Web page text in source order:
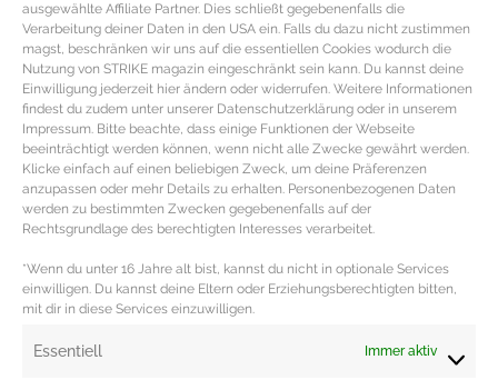
ausgewählte Affiliate Partner. Dies schließt gegebenenfalls die
Verarbeitung deiner Daten in den USA ein. Falls du dazu nicht zustimmen
magst, beschränken wir uns auf die essentiellen Cookies wodurch die
Nutzung von STRIKE magazin eingeschränkt sein kann. Du kannst deine
Einwilligung jederzeit hier ändern oder widerrufen. Weitere Informationen
findest du zudem unter unserer Datenschutzerklärung oder in unserem
Impressum. Bitte beachte, dass einige Funktionen der Webseite
beeinträchtigt werden können, wenn nicht alle Zwecke gewährt werden.
Klicke einfach auf einen beliebigen Zweck, um deine Präferenzen
anzupassen oder mehr Details zu erhalten. Personenbezogenen Daten
werden zu bestimmten Zwecken gegebenenfalls auf der
Rechtsgrundlage des berechtigten Interesses verarbeitet.
*Wenn du unter 16 Jahre alt bist, kannst du nicht in optionale Services
einwilligen. Du kannst deine Eltern oder Erziehungsberechtigten bitten,
mit dir in diese Services einzuwilligen.
Essentiell Immer aktiv
REZEPT – Vietnamesische Pho Suppe
Rezept vietnamesische Pho Suppe mit Roastbeef
ZUTATEN NUDELSUPPE MIT ROASTBEEF (PHO BO)
Pfeffer